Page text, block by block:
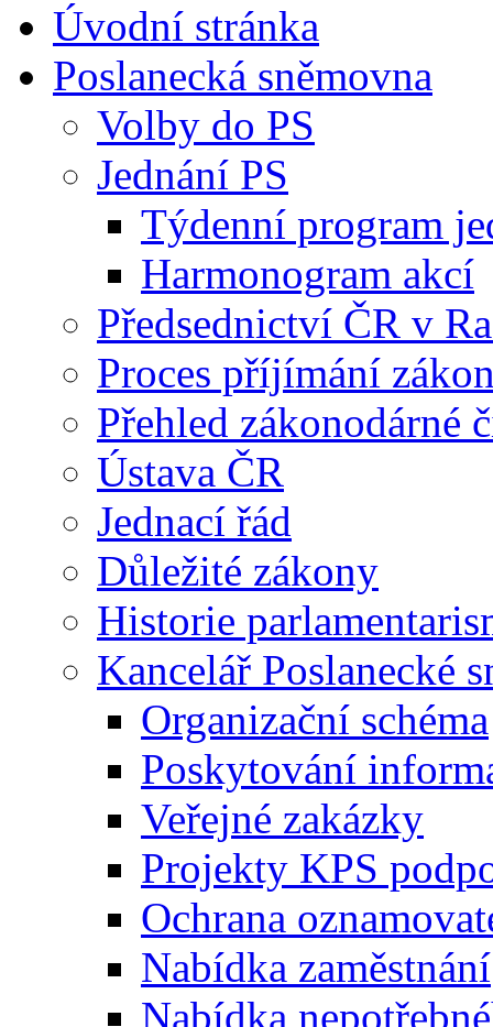
Úvodní stránka
Poslanecká sněmovna
Volby do PS
Jednání PS
Týdenní program
Harmonogram akcí
Předsednictví ČR v
Proces příjímání
Přehled zákonodárné
Ústava ČR
Jednací řád
Důležité zákony
Historie
Kancelář Poslanecké
Organizační schéma
Poskytování
Veřejné zakázky
Projekty KPS
Ochrana
Nabídka zaměstnání
Nabídka